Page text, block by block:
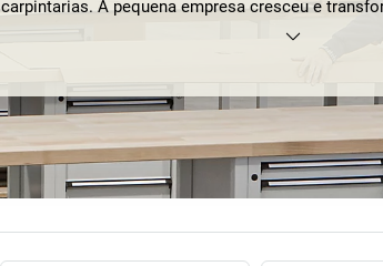
carpintarias. A pequena empresa cresceu e
grande dimensão que fabrica produtos inovadores
material é usado no fabrico de mesas e bancadas
elevadíssima qualidade. Obviamente que os
devidamente preservados. Máxima qualidade
madeira são extremamente robustas e
graças à geometria de perfis única que